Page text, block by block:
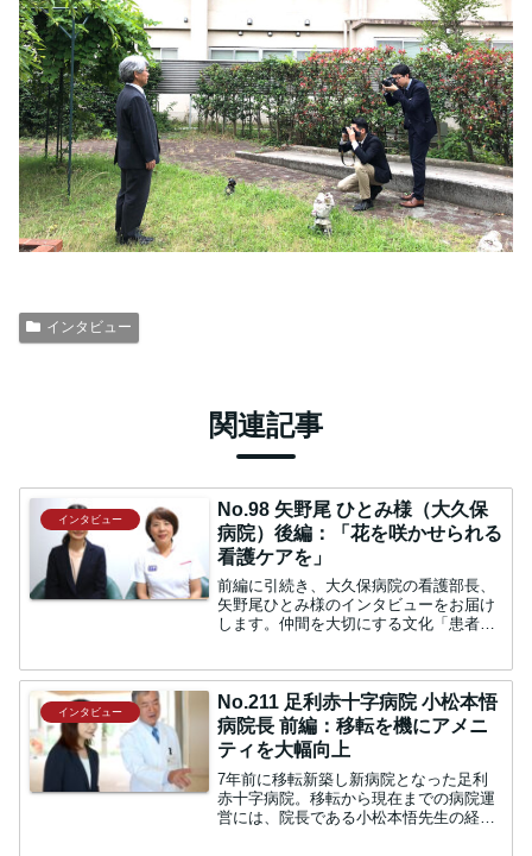
インタビュー
関連記事
インタビュー
No.98 矢野尾 ひとみ様（大久保
病院）後編：「花を咲かせられる
看護ケアを」
前編に引続き、大久保病院の看護部長、
矢野尾ひとみ様のインタビューをお届け
します。仲間を大切にする文化「患者さ
てらっしゃることはございますか。矢野
尾：やはり患者さんに対し...
インタビュー
No.211 足利赤十字病院 小松本悟
病院長 前編：移転を機にアメニ
ティを大幅向上
7年前に移転新築し新病院となった足利
赤十字病院。移転から現在までの病院運
営には、院長である小松本悟先生の経営